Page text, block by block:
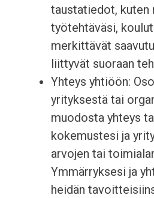
taustatiedot, kuten
työtehtäväsi,
merkittävät
liittyvät suoraan
Yhteys yhtiöön:
yrityksestä tai
muodosta yhteys
kokemustesi ja
arvojen tai
Ymmärryksesi ja
heidän